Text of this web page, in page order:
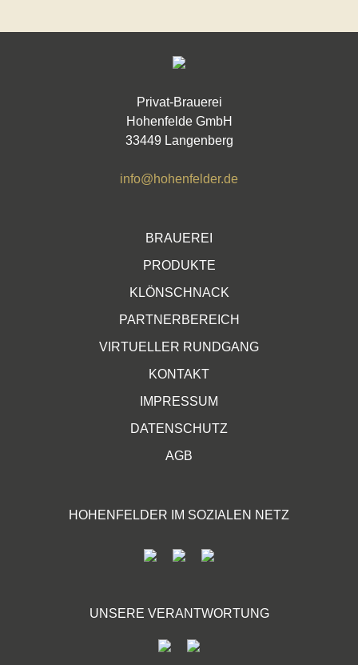
Privat-Brauerei
Hohenfelde GmbH
33449 Langenberg
info@hohenfelder.de
BRAUEREI
PRODUKTE
KLÖNSCHNACK
PARTNERBEREICH
VIRTUELLER RUNDGANG
KONTAKT
IMPRESSUM
DATENSCHUTZ
AGB
HOHENFELDER IM SOZIALEN NETZ
UNSERE VERANTWORTUNG